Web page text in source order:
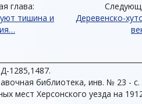
глава:
тишина и
Деревенско-
1285,1487.
библиотека, инв. № 23 - с.
мест Херсонского уезда на